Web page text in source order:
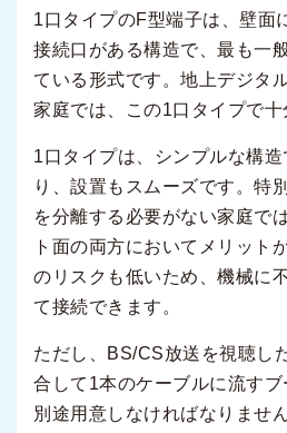
1口タイプのF型端子は、壁面
接続口がある構造で、最も一
ている形式です。地上デジタ
家庭では、この1口タイプで十
1口タイプは、シンプルな構
り、設置もスムーズです。特
を分離する必要がない家庭で
ト面の両方においてメリット
のリスクも低いため、機械に
て接続できます。
ただし、BS/CS放送を視聴し
合して1本のケーブルに流す
別途用意しなければなりませ